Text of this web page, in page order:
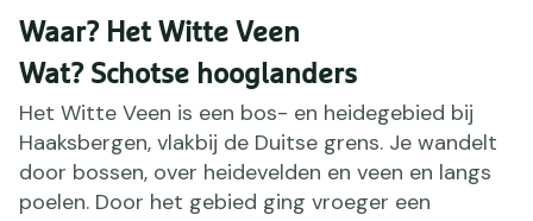
Waar? Het Witte Veen
Wat? Schotse hooglanders
Het Witte Veen is een bos- en heidegebied bij
Haaksbergen, vlakbij de Duitse grens. Je wandelt
door bossen, over heidevelden en veen en langs
poelen. Door het gebied ging vroeger een